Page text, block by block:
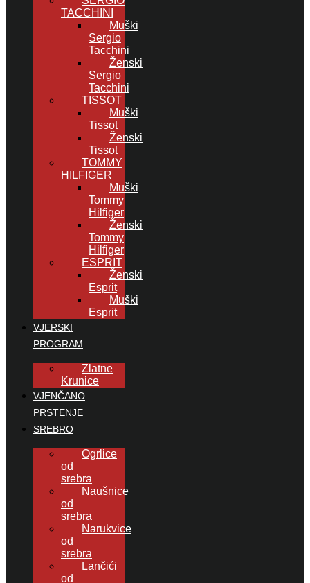
TACCHINI
Muški
Sergio
Tacchini
Ženski
Sergio
Tacchini
TISSOT
Muški
Tissot
Ženski
Tissot
TOMMY
HILFIGER
Muški
Tommy
Hilfiger
Ženski
Tommy
Hilfiger
ESPRIT
Ženski
Esprit
Muški
Esprit
VJERSKI
PROGRAM
Zlatne
Krunice
VJENČANO
PRSTENJE
SREBRO
Ogrlice
od
srebra
Naušnice
od
srebra
Narukvice
od
srebra
Lančići
od